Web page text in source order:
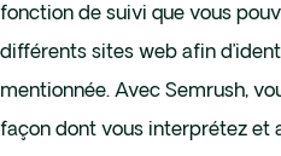
fonction de suivi que vous
différents sites web afin
mentionnée. Avec Semrush,
façon dont vous interprétez et